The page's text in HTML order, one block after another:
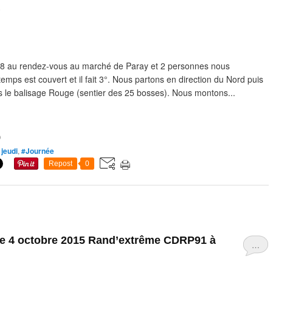
au rendez-vous au marché de Paray et 2 personnes nous
est couvert et il fait 3°. Nous partons en direction du Nord puis
le balisage Rouge (sentier des 25 bosses). Nous montons...
, #Journée
Repost 0
…
4 octobre 2015 Rand’extrême CDRP91 à